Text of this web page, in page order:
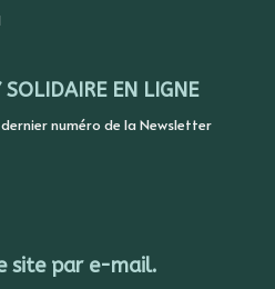
EN LIGNE
numéro de la Newsletter
site par e-mail.